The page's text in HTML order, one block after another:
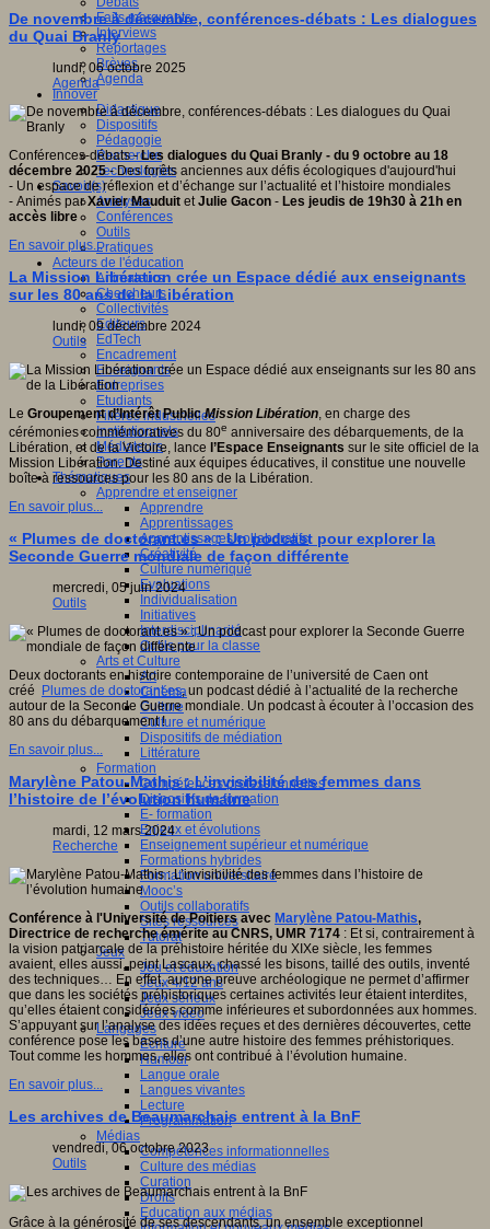
Faits marquants
Interviews
Reportages
Brèves
Agenda
Innover
Didactique
Dispositifs
Pédagogie
Recherche
Technologies
Savoir(s)
Analyses
Conférences
Outils
Pratiques
Acteurs de l'éducation
Animateurs
Chercheurs
Collectivités
Editeurs
EdTech
Encadrement
Enseignants
Entreprises
Etudiants
Filières industrielles
Institutionnels
Médiateurs
Parents
Thématiques
Apprendre et enseigner
Apprendre
Apprentissages
Apprentissages collaboratifs
Créativité
Culture numérique
Evaluations
Individualisation
Initiatives
Interdisciplinarité
Outils pour la classe
Arts et Culture
Art
Cinéma
Culture
Culture et numérique
Dispositifs de médiation
Littérature
Formation
Compétences professionnelles
Dispositifs de formation
E- formation
Enjeux et évolutions
Enseignement supérieur et numérique
Formations hybrides
Formation universitaire
Mooc’s
Outils collaboratifs
Sites ressources
Tutorat
Jeux
Jeu et éducation
Jeux 4/12 ans
Jeux sérieux
Jeux vidéo
Langages
Ecriture
Humour
Langue orale
Langues vivantes
Lecture
Programmation
Médias
Compétences informationnelles
Culture des médias
Curation
Droits
Education aux médias
De novembre à décembre, conférences-débats : Les dialogues
du Quai Branly
lundi, 06 octobre 2025
Agenda
Conférences-débats -Les dialogues du Quai Branly - du 9 octobre au 18
décembre 2025- Des forêts anciennes aux défis écologiques d'aujourd'hui
- Un espace de réflexion et d’échange sur l’actualité et l’histoire mondiales
- Animés parXavier Mauduit etJulie Gacon - Les jeudis de 19h30 à 21h en
accès libre
En savoir plus...
La Mission Libération crée un Espace dédié aux enseignants
sur les 80 ans de la Libération
lundi, 09 décembre 2024
Outils
Le Groupement d’Intérêt PublicMission Libération, en charge des
cérémonies commémoratives du 80e anniversaire des débarquements, de la
Libération, et de la Victoire, lance l’Espace Enseignants sur le site officiel de la
Mission Libération. Destiné aux équipes éducatives, il constitue une nouvelle
boîte à ressources pour les 80 ans de la Libération.
En savoir plus...
« Plumes de doctorant.es » : Un podcast pour explorer la
Seconde Guerre mondiale de façon différente
mercredi, 05 juin 2024
Outils
Deux doctorants en histoire contemporaine de l’université de Caen ont
créé
Plumes de doctorant.es, un podcast dédié à l’actualité de la recherche
autour de la Seconde Guerre mondiale. Un podcast à écouter à l’occasion des
80 ans du débarquement !
En savoir plus...
Marylène Patou-Mathis : L’invisibilité des femmes dans
l’histoire de l’évolution humaine
mardi, 12 mars 2024
Recherche
Conférence à l'Université de Poitiers avec Marylène Patou-Mathis,
Directrice de recherche émérite au CNRS, UMR 7174 : Et si, contrairement à
la vision patriarcale de la préhistoire héritée du XIXe siècle, les femmes
avaient, elles aussi, peint Lascaux, chassé les bisons, taillé des outils, inventé
des techniques… En effet, aucune preuve archéologique ne permet d’affirmer
que dans les sociétés préhistoriques certaines activités leur étaient interdites,
qu’elles étaient considérées comme inférieures et subordonnées aux hommes.
S’appuyant sur l’analyse des idées reçues et des dernières découvertes, cette
conférence pose les bases d’une autre histoire des femmes préhistoriques.
Tout comme les hommes, elles ont contribué à l’évolution humaine.
En savoir plus...
Les archives de Beaumarchais entrent à la BnF
vendredi, 06 octobre 2023
Outils
Grâce à la générosité de ses descendants, un ensemble exceptionnel